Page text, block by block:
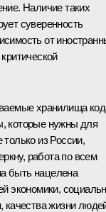
Наличие таких
суверенность
от
хранилища
которые нужны для
из России,
работа по всем
быть нацелена
экономики,
качества жизни